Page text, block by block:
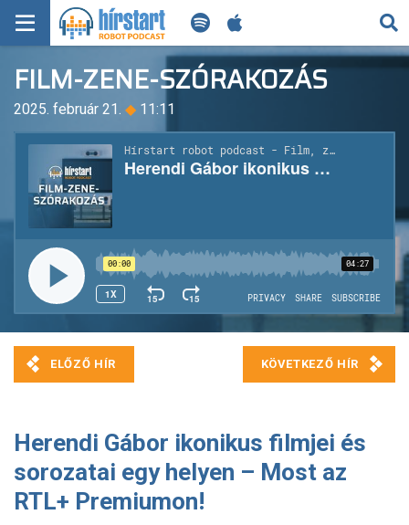
KERESÉS
KEZDŐLAP
FRISS HÍREK
TECH HÍREK
FILM-ZENE-SZÓRAKOZÁS
PLAYLIST
MI AZ A ROBOT PODCAST?
FILM-ZENE-SZÓRAKOZÁS
2025. február 21. ◆ 11:11
Herendi Gábor ikonikus filmjei és
sorozatai egy helyen – Most az
RTL+ Premiumon!